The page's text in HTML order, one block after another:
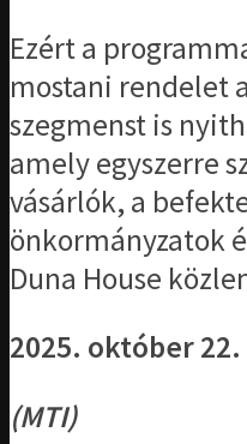
Ezért a
mostani rendelet
szegmenst is
amely egyszerre
vásárlók, a
önkormányzatok
Duna House
2025. október 22.
(MTI)